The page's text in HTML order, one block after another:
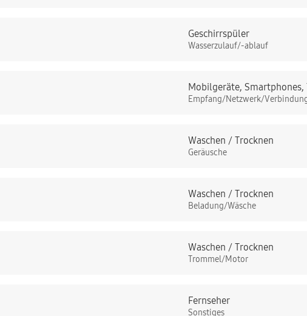
Geschirrspüler
Wasserzulauf/-ablauf
Mobilgeräte,Smartphones,
Empfang/Netzwerk/
Waschen / Trocknen
Geräusche
Waschen / Trocknen
Beladung/Wäsche
Waschen / Trocknen
Trommel/Motor
Fernseher
Sonstiges